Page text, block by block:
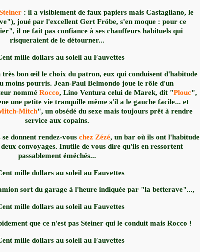
: il a visiblement de faux papiers mais Castagliano, le
"), joué par l'excellent Gert Fröbe, s'en moque : pour ce
il ne fait pas confiance à ses chauffeurs habituels qui
risqueraient de le détourner...
très bon œil le choix du patron, eux qui conduisent d'habitude
moins pourris. Jean-Paul Belmondo joue le rôle d'un
nommé Rocco, Lino Ventura celui de Marek, dit "Plouc",
une petite vie tranquille même s'il a le gauche facile... et
Mitch", un obsédé du sexe mais toujours prêt à rendre
service aux copains.
donnent rendez-vous chez Zézé, un bar où ils ont l'habitude
convoyages. Inutile de vous dire qu'ils en ressortent
passablement éméchés...
sort du garage à l'heure indiquée par "la betterave"...,
que ce n'est pas Steiner qui le conduit mais Rocco !